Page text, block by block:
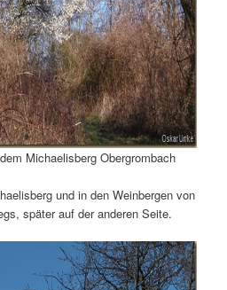
Michaelisberg Obergrombach
und in den Weinbergen von
später auf der anderen Seite.